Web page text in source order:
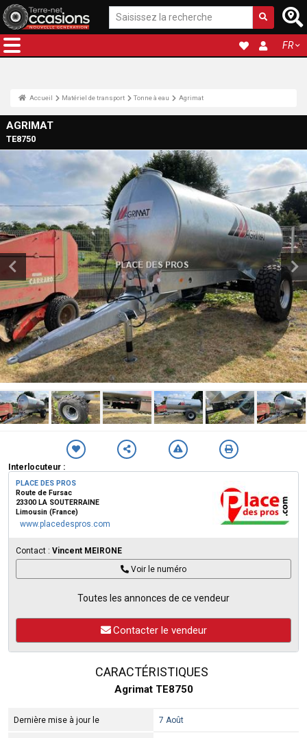
FR
Accueil Matériel de transport Tonne à eau Agrimat
AGRIMAT
TE8750
Interlocuteur :
PLACE DES PROS
Route de Fursac
23300 LA SOUTERRAINE
Limousin (France)
www.placedespros.com
Contact : Vincent MEIRONE
Voir le numéro
Toutes les annonces de ce vendeur
Contacter le vendeur
CARACTÉRISTIQUES
Agrimat TE8750
Dernière mise à jour le 7 Août